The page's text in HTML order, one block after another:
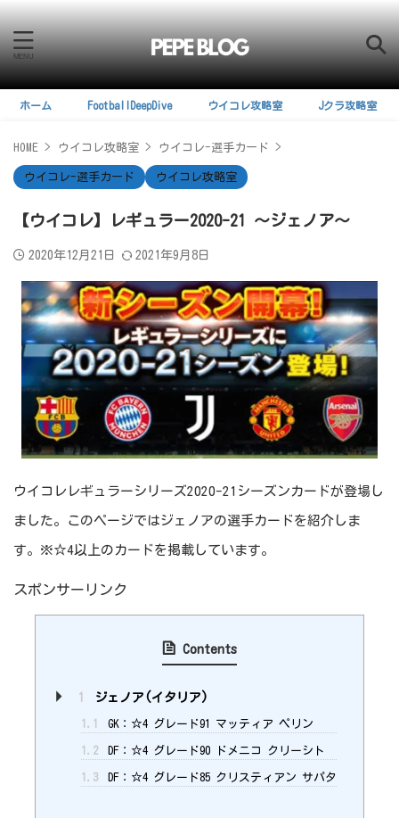
ホーム FootballDeepDive ウイコレ攻略室 Jクラ攻略室
HOME > ウイコレ攻略室 > ウイコレ-選手カード >
ウイコレ-選手カード ウイコレ攻略室
【ウイコレ】レギュラー2020-21 ～ジェノア～
2020年12月21日 2021年9月8日
ウイコレレギュラーシリーズ2020-21シーズンカードが登場し
ました。このページではジェノアの選手カードを紹介しま
す。※☆4以上のカードを掲載しています。
スポンサーリンク
Contents
1 ジェノア(イタリア)
1.1 GK：☆4 グレード91 マッティア ペリン
1.2 DF：☆4 グレード90 ドメニコ クリーシト
1.3 DF：☆4 グレード85 クリスティアン サパタ